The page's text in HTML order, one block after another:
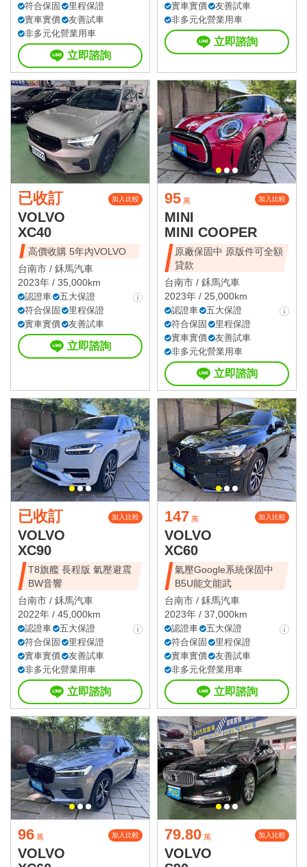
符合保固
里程保證
實車實價
友善試車
非多元化營業用車
立即諮詢
實車實價
友善試車
非多元化營業用車
立即諮詢
已收訂 加入比較
VOLVO
XC40
高價收購 5年內VOLVO
台南市 / 鉌馬汽車
2023年 / 35,000km
認證車
五大保證
符合保固
里程保證
實車實價
友善試車
立即諮詢
95 萬 加入比較
MINI
MINI COOPER
原廠保固中 原版件可全額
貸款
台南市 / 鉌馬汽車
2023年 / 25,000km
認證車
五大保證
符合保固
里程保證
實車實價
友善試車
非多元化營業用車
立即諮詢
已收訂 加入比較
VOLVO
XC90
T8旗艦 長程版 氣壓避震
BW音響
台南市 / 鉌馬汽車
2022年 / 45,000km
認證車
五大保證
符合保固
里程保證
實車實價
友善試車
非多元化營業用車
立即諮詢
147 萬 加入比較
VOLVO
XC60
氣壓Google系統保固中
B5U能文能武
台南市 / 鉌馬汽車
2023年 / 37,000km
認證車
五大保證
符合保固
里程保證
實車實價
友善試車
非多元化營業用車
立即諮詢
96 萬 加入比較
VOLVO
79.80 萬 加入比較
VOLVO